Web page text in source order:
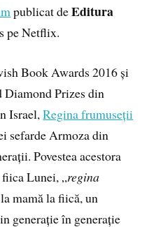
publicat deEditura
pe Netflix.
Book Awards 2016 și
Prizes din
Israel,Regina frumuseții
sefarde Armoza din
Povestea acestora
Lunei, „regina
mamă la fiică, un
generație în generație